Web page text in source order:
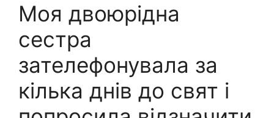
Моя двоюрідна
сестра
зателефонувала за
кілька днів до свят і